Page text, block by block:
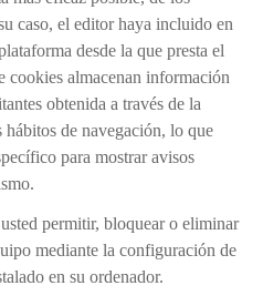
caso, el editor haya incluido en
desde la que presta el
cookies almacenan información
obtenida a través de la
de navegación, lo que
para mostrar avisos
permitir, bloquear o eliminar
mediante la configuración de
en su ordenador.